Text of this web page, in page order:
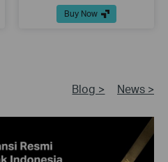
Buy Now
Blog > News >